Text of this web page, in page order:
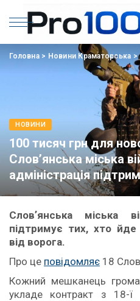
Головна> Новини Краматорська >
НОВИНИ
100 тисяч грн для
Слов’янська міська
адміністрація
Словʼянська міська
підтримує тих, хто
від ворога.
Про це повідомляє 18
Кожний мешканець
укладе контракт з 18-ї